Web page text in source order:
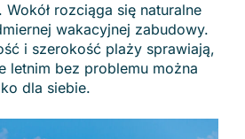
rozciąga się naturalne
wakacyjnej zabudowy.
i szerokość plaży sprawiają,
letnim bez problemu można
dla siebie.